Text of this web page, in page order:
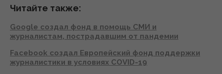
Читайте также:
Google создал фонд в помощь СМИ и
журналистам, пострадавшим от пандемии
Facebook создал Европейский фонд поддержки
журналистики в условиях COVID-19